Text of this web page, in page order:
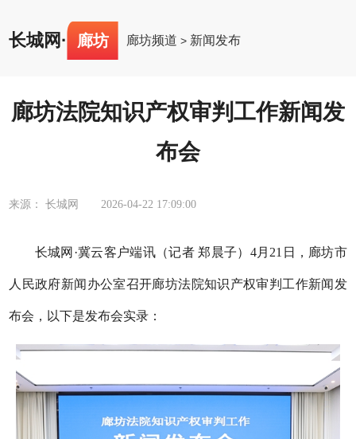
长城网 · 廊坊 廊坊频道 > 新闻发布
廊坊法院知识产权审判工作新闻发
布会
来源： 长城网 2026-04-22 17:09:00
长城网·冀云客户端讯（记者 郑晨子）4月21日，廊坊市
人民政府新闻办公室召开廊坊法院知识产权审判工作新闻发
布会，以下是发布会实录：